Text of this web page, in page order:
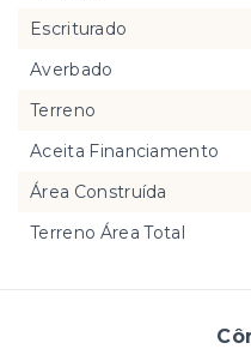
Escriturado
Averbado
Terreno
Aceita Financiamento
Área Construída
Terreno Área Total